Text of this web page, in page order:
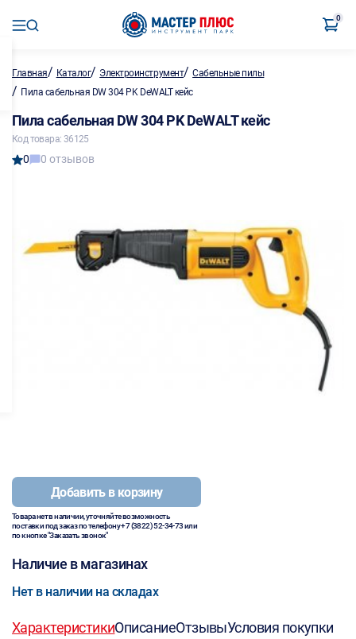
0
Главная/ Каталог/ Электроинструмент/Сабельные пилы
/ Пила сабельная DW 304 PK DeWALT кейс
Пила сабельная DW 304 PK DeWALT кейс
Код товара: 36125
0 0 отзывов
Добавить в корзину
Товара нет в наличии, уточняйте возможность
поставки под заказ по телефону+7 (3822) 52-34-73или
по кнопке "Заказать звонок"
Наличие в магазинах
Нет в наличии на складах
ХарактеристикиОписаниеОтзывыУсловия покупки